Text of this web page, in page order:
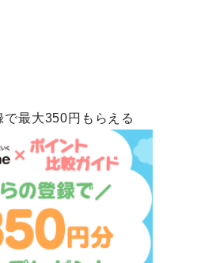
で最大350円もらえる